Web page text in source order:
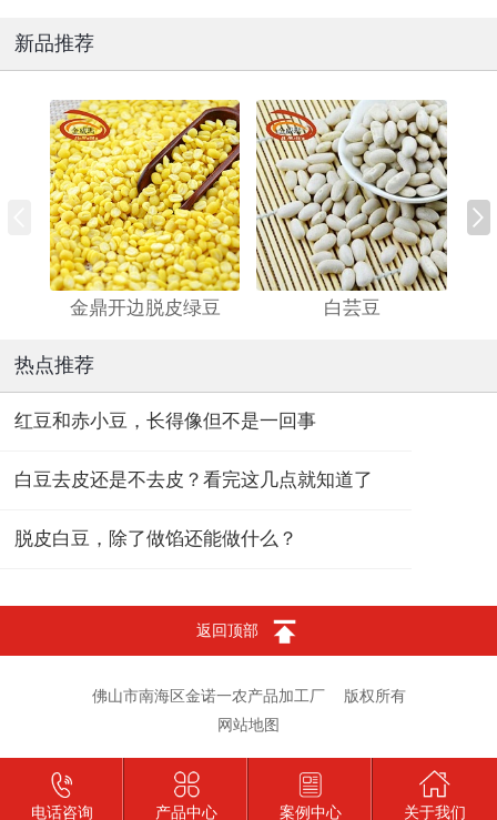
新品推荐
金鼎开边脱皮绿豆 白芸豆
热点推荐
红豆和赤小豆，长得像但不是一回事
白豆去皮还是不去皮？看完这几点就知道了
脱皮白豆，除了做馅还能做什么？
返回顶部
佛山市南海区金诺一农产品加工厂
版权所有
网站地图
电话咨询 产品中心 案例中心 关于我们